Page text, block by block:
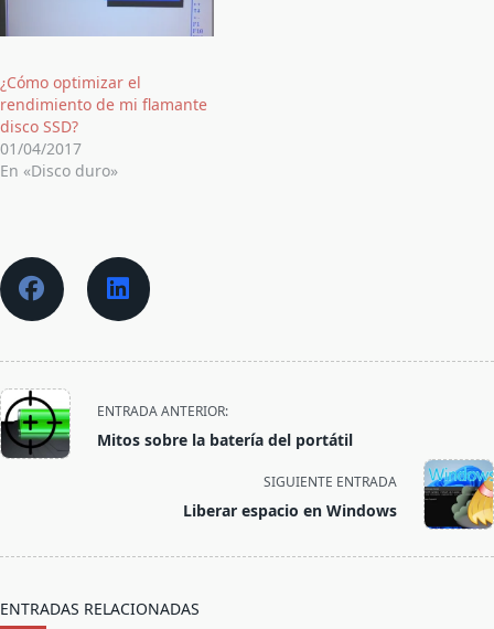
¿Cómo optimizar el
rendimiento de mi flamante
disco SSD?
01/04/2017
En «Disco duro»
<span
class="nav-
subtitle
ENTRADA ANTERIOR:
Mitos sobre la batería del portátil
SIGUIENTE ENTRADA
Liberar espacio en Windows
ENTRADAS RELACIONADAS